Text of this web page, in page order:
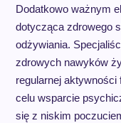
Dodatkowo ważnym
dotycząca zdrowego
odżywiania.
zdrowych nawyków
regularnej
celu wsparcie
się z niskim